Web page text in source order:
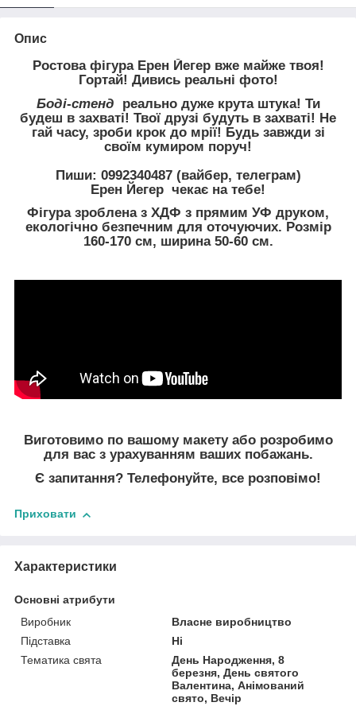
Опис
Ростова фігура Ерен Йегер вже майже твоя!
Гортай! Дивись реальні фото!
Боді-стенд реально дуже крута штука! Ти
будеш в захваті! Твої друзі будуть в захваті! Не
гай часу, зроби крок до мрії! Будь завжди зі
своїм кумиром поруч!
Пиши: 0992340487 (вайбер, телеграм)
Ерен Йегер чекає на тебе!
Фігура зроблена з ХДФ з прямим УФ друком,
екологічно безпечним для оточуючих. Розмір
160-170 см, ширина 50-60 см.
Виготовимо по вашому макету або розробимо
для вас з урахуванням ваших побажань.
Є запитання? Телефонуйте, все розповімо!
Приховати
Характеристики
Основні атрибути
Виробник
Власне виробництво
Підставка
Ні
Тематика свята
День Народження, 8
березня, День святого
Валентина, Анімований
свято, Вечір